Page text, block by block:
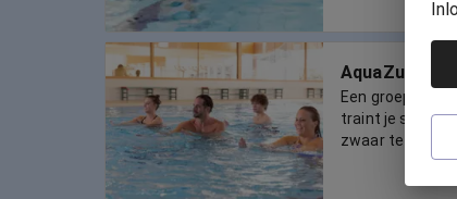
AquaZumba
Een groepsles
traint je
zwaar te